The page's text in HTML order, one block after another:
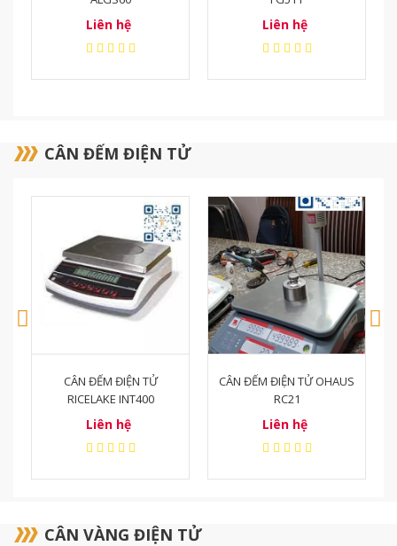
Liên hệ
40.000.000₫
48.000.000₫
CÂN ĐẾM ĐIỆN TỬ
CÂN ĐẾM ĐIỆN TỬ OHAUS
RC21
Liên hệ
CÂN ĐẾM ĐIỆN TỬ
RICELAKE INT300
Liên hệ
CÂN VÀNG ĐIỆN TỬ